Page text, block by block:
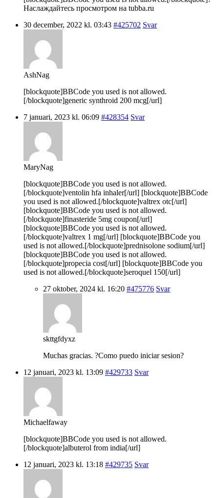
Наслаждайтесь просмотром на tubba.ru
30 december, 2022 kl. 03:43 #425702 Svar
AshNag
[blockquote]BBCode you used is not allowed.
[/blockquote]generic synthroid 200 mcg[/url]
7 januari, 2023 kl. 06:09 #428354 Svar
MaryNag
[blockquote]BBCode you used is not allowed.
[/blockquote]ventolin hfa inhaler[/url] [blockquote]BBCode
you used is not allowed.[/blockquote]valtrex otc[/url]
[blockquote]BBCode you used is not allowed.
[/blockquote]finasteride 5mg coupon[/url]
[blockquote]BBCode you used is not allowed.
[/blockquote]valtrex 1 mg[/url] [blockquote]BBCode you
used is not allowed.[/blockquote]prednisolone sodium[/url]
[blockquote]BBCode you used is not allowed.
[/blockquote]propecia cost[/url] [blockquote]BBCode you
used is not allowed.[/blockquote]seroquel 150[/url]
27 oktober, 2024 kl. 16:20 #475776 Svar
skttgfdyxz
Muchas gracias. ?Como puedo iniciar sesion?
12 januari, 2023 kl. 13:09 #429733 Svar
Michaelfaway
[blockquote]BBCode you used is not allowed.
[/blockquote]albuterol from india[/url]
12 januari, 2023 kl. 13:18 #429735 Svar